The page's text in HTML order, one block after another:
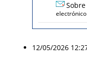
12/05/2026